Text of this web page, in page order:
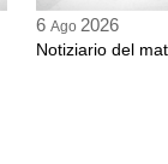
6 Ago 2026
Notiziario del